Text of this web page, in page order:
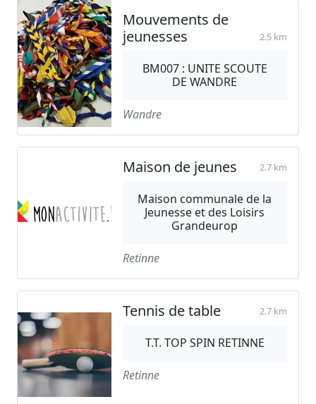
Mouvements de
jeunesses
2.5 km
BM007 : UNITE SCOUTE
DE WANDRE
Wandre
Maison de jeunes 2.7 km
Maison communale de la
Jeunesse et des Loisirs
Grandeurop
Retinne
Tennis de table 2.7 km
T.T. TOP SPIN RETINNE
Retinne